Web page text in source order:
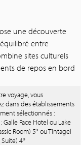
une découverte
entre
sites culturels
de repos en bord
voyage, vous
dans des établissements
sélectionnés :
: Galle Face Hotel ou Lake
Room) 5* ou Tintagel
4*